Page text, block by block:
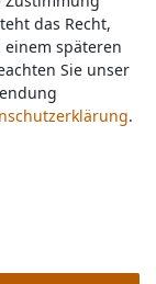
Bewertungsplattformen
das Recht,
späteren
Sie unser
.
das Recht,
späteren
Sie unser
.